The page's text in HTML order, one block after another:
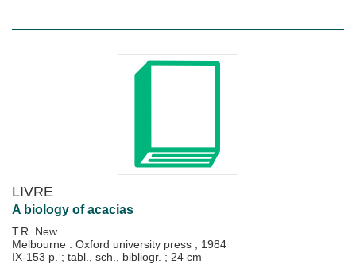
LIVRE
A biology of acacias
T.R. New
Melbourne : Oxford university press ; 1984
IX-153 p. ; tabl., sch., bibliogr. ; 24 cm